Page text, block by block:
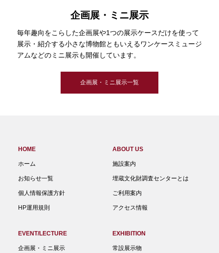
企画展・ミニ展示
毎年趣向をこらした企画展や1つの展示ケースだけを使って
展示・紹介する小さな博物館ともいえるワンケースミュージ
アムなどのミニ展示も開催しています。
企画展・ミニ展示一覧
HOME
ホーム
お知らせ一覧
個人情報保護方針
HP運用規則
ABOUT US
施設案内
埋蔵文化財調査センターとは
ご利用案内
アクセス情報
EVENT/LECTURE
企画展・ミニ展示
EXHIBITION
常設展示物